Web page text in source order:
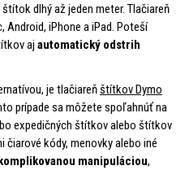
dlhý až jeden meter. Tlačiareň
Android, iPhone a iPad. Poteší
aj automatický odstrih
je tlačiareňštítkov Dymo
prípade sa môžete spoľahnúť na
expedičných štítkov alebo štítkov
čiarové kódy, menovky alebo iné
manipuláciou,